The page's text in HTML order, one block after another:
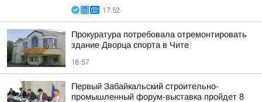
17:52
Прокуратура потребовала отремонтировать
здание Дворца спорта в Чите
18:57
Первый Забайкальский строительно-
промышленный форум-выставка пройдет 8